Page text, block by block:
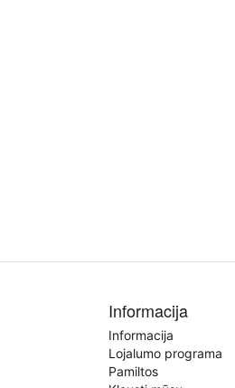
Informacija
Informacija
Lojalumo programa
Pamiltos